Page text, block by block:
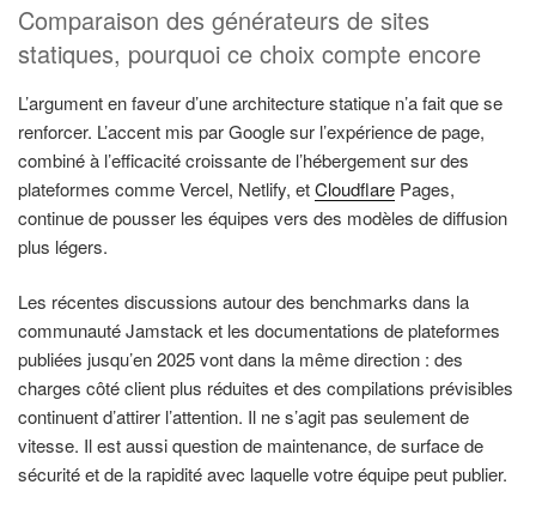
Comparaison des générateurs de sites
statiques, pourquoi ce choix compte encore
L’argument en faveur d’une architecture statique n’a fait que se
renforcer. L’accent mis par Google sur l’expérience de page,
combiné à l’efficacité croissante de l’hébergement sur des
plateformes comme Vercel, Netlify, etCloudflare Pages,
continue de pousser les équipes vers des modèles de diffusion
plus légers.
Les récentes discussions autour des benchmarks dans la
communauté Jamstack et les documentations de plateformes
publiées jusqu’en 2025 vont dans la même direction : des
charges côté client plus réduites et des compilations prévisibles
continuent d’attirer l’attention. Il ne s’agit pas seulement de
vitesse. Il est aussi question de maintenance, de surface de
sécurité et de la rapidité avec laquelle votre équipe peut publier.